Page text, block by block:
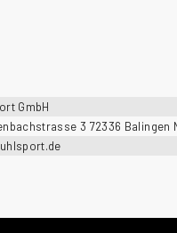
GmbH
3 72336 Balingen